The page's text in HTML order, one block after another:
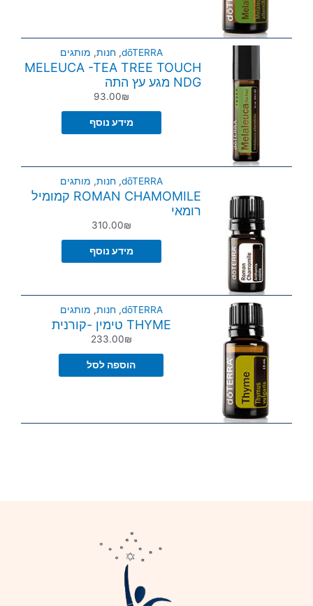
dōTERRA
,חנות, מותגים
MELEUCA -TEA TREE TOUCH
NDG מגע עץ התה
93.00₪
מידע נוסף
dōTERRA
,חנות, מותגים
ROMAN CHAMOMILE קמומיל
רומאי
310.00₪
מידע נוסף
dōTERRA
,חנות, מותגים
THYME טימין -קורנית
233.00₪
הוספה לסל